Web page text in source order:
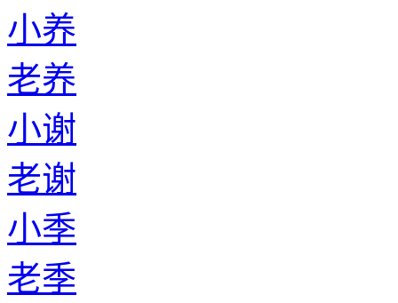
小养
老养
小谢
老谢
小季
老季